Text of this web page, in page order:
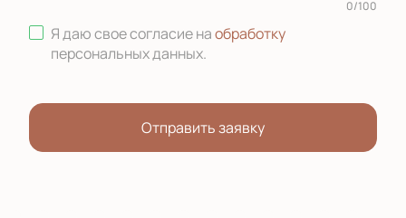
0/100
Я даю свое согласие наобработку
персональных данных.
Отправить заявку